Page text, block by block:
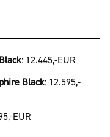
: 12.445,-EUR
Black: 12.595,-
EUR